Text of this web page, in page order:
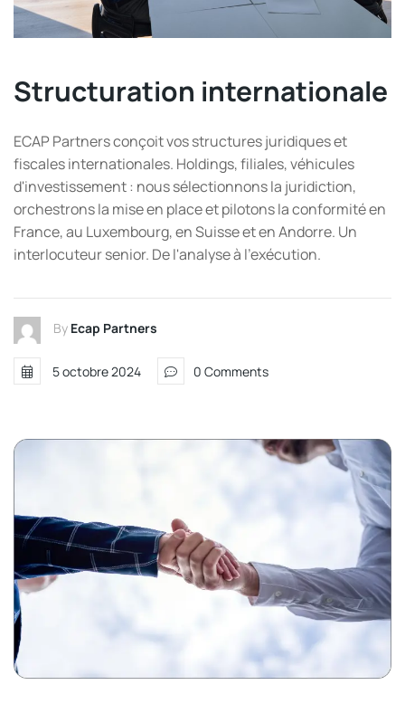
Structuration internationale
ECAP Partners conçoit vos structures juridiques et
fiscales internationales. Holdings, filiales, véhicules
d'investissement : nous sélectionnons la juridiction,
orchestrons la mise en place et pilotons la conformité en
France, au Luxembourg, en Suisse et en Andorre. Un
interlocuteur senior. De l'analyse à l'exécution.
By Ecap Partners
5 octobre 2024 0 Comments